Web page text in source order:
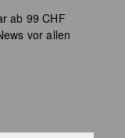
ab 99 CHF
vor allen